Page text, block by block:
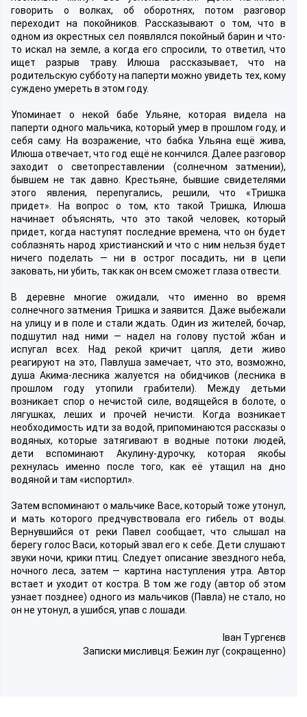
говорить о волках, об оборотнях, потом разговор
переходит на покойников. Рассказывают о том, что в
одном из окрестных сел появлялся покойный барин и что-
то искал на земле, а когда его спросили, то ответил, что
ищет разрыв траву. Илюша рассказывает, что на
родительскую субботу на паперти можно увидеть тех, кому
суждено умереть в этом году.
Упоминает о некой бабе Ульяне, которая видела на
паперти одного мальчика, который умер в прошлом году, и
себя саму. На возражение, что бабка Ульяна ещё жива,
Илюша отвечает, что год ещё не кончился. Далее разговор
заходит о светопреставлении (солнечном затмении),
бывшем не так давно. Крестьяне, бывшие свидетелями
этого явления, перепугались, решили, что «Тришка
придет». На вопрос о том, кто такой Тришка, Илюша
начинает объяснять, что это такой человек, который
придет, когда наступят последние времена, что он будет
соблазнять народ христианский и что с ним нельзя будет
ничего поделать — ни в острог посадить, ни в цепи
заковать, ни убить, так как он всем сможет глаза отвести.
В деревне многие ожидали, что именно во время
солнечного затмения Тришка и заявится. Даже выбежали
на улицу и в поле и стали ждать. Один из жителей, бочар,
подшутил над ними — надел на голову пустой жбан и
испугал всех. Над рекой кричит цапля, дети живо
реагируют на это, Павлуша замечает, что это, возможно,
душа Акима-лесника жалуется на обидчиков (лесника в
прошлом году утопили грабители). Между детьми
возникает спор о нечистой силе, водящейся в болоте, о
лягушках, леших и прочей нечисти. Когда возникает
необходимость идти за водой, припоминаются рассказы о
водяных, которые затягивают в водные потоки людей,
дети вспоминают Акулину-дурочку, которая якобы
рехнулась именно после того, как её утащил на дно
водяной и там «испортил».
Затем вспоминают о мальчике Васе, который тоже утонул,
и мать которого предчувствовала его гибель от воды.
Вернувшийся от реки Павел сообщает, что слышал на
берегу голос Васи, который звал его к себе. Дети слушают
звуки ночи, крики птиц. Следует описание звездного неба,
ночного леса, затем — картина наступления утра. Автор
встает и уходит от костра. В том же году (автор об этом
узнает позднее) одного из мальчиков (Павла) не стало, но
он не утонул, а ушибся, упав с лошади.
Іван Тургенєв
Записки мисливця: Бежин луг (сокращенно)